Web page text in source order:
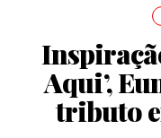
Aqui’,
tributo